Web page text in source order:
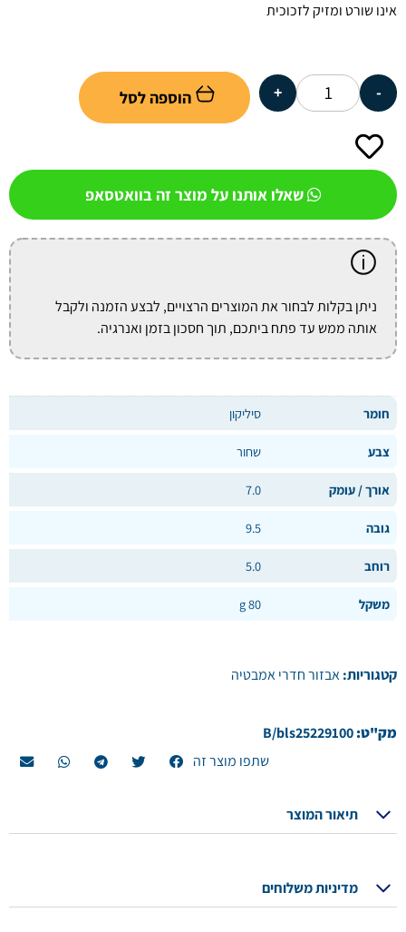
אינו שורט ומזיק לזכוכית
הוספה לסל
שאלו אותנו על מוצר זה בוואטסאפ
ניתן בקלות לבחור את המוצרים הרצויים, לבצע הזמנה ולקבל
אותה ממש עד פתח ביתכם, תוך חסכון בזמן ואנרגיה.
חומר סיליקון
צבע שחור
אורך / עומק 7.0
גובה 9.5
רוחב 5.0
משקל 80 g
קטגוריות:אבזור חדרי אמבטיה
מק"ט:B/bls25229100
שתפו מוצר זה
תיאור המוצר
מדיניות משלוחים